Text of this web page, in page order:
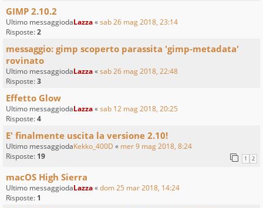
GIMP 2.10.2
Ultimo messaggiodaLazza«sab 26 mag 2018, 23:14
Risposte:2
messaggio: gimp scoperto parassita 'gimp-metadata'
rovinato
Ultimo messaggiodaLazza«sab 26 mag 2018, 22:48
Risposte:3
Effetto Glow
Ultimo messaggiodaLazza«sab 12 mag 2018, 20:25
Risposte:4
E' finalmente uscita la versione 2.10!
Ultimo messaggiodaKekko_400D « mer 9 mag 2018, 8:24
Risposte: 19 1 2
macOS High Sierra
Ultimo messaggiodaLazza«dom 25 mar 2018, 14:24
Risposte: 1